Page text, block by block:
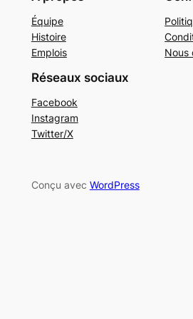
Équipe
Histoire
Emplois
Nous
Réseaux sociaux
Facebook
Instagram
Twitter/X
Conçu avec WordPress